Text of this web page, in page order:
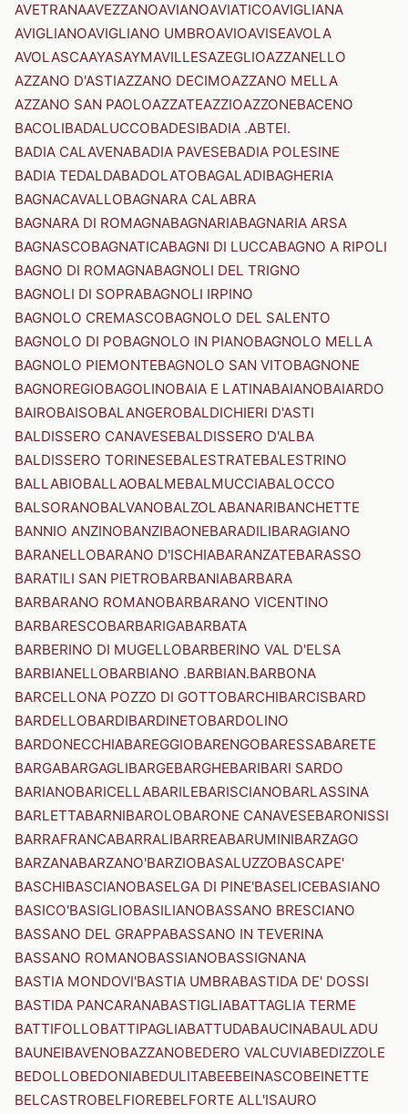
AVETRANAAVEZZANOAVIANOAVIATICOAVIGLIANA
AVIGLIANOAVIGLIANO UMBROAVIOAVISEAVOLA
AVOLASCAAYASAYMAVILLESAZEGLIOAZZANELLO
AZZANO D'ASTIAZZANO DECIMOAZZANO MELLA
AZZANO SAN PAOLOAZZATEAZZIOAZZONEBACENO
BACOLIBADALUCCOBADESIBADIA .ABTEI.
BADIA CALAVENABADIA PAVESEBADIA POLESINE
BADIA TEDALDABADOLATOBAGALADIBAGHERIA
BAGNACAVALLOBAGNARA CALABRA
BAGNARA DI ROMAGNABAGNARIABAGNARIA ARSA
BAGNASCOBAGNATICABAGNI DI LUCCABAGNO A RIPOLI
BAGNO DI ROMAGNABAGNOLI DEL TRIGNO
BAGNOLI DI SOPRABAGNOLI IRPINO
BAGNOLO CREMASCOBAGNOLO DEL SALENTO
BAGNOLO DI POBAGNOLO IN PIANOBAGNOLO MELLA
BAGNOLO PIEMONTEBAGNOLO SAN VITOBAGNONE
BAGNOREGIOBAGOLINOBAIA E LATINABAIANOBAIARDO
BAIROBAISOBALANGEROBALDICHIERI D'ASTI
BALDISSERO CANAVESEBALDISSERO D'ALBA
BALDISSERO TORINESEBALESTRATEBALESTRINO
BALLABIOBALLAOBALMEBALMUCCIABALOCCO
BALSORANOBALVANOBALZOLABANARIBANCHETTE
BANNIO ANZINOBANZIBAONEBARADILIBARAGIANO
BARANELLOBARANO D'ISCHIABARANZATEBARASSO
BARATILI SAN PIETROBARBANIABARBARA
BARBARANO ROMANOBARBARANO VICENTINO
BARBARESCOBARBARIGABARBATA
BARBERINO DI MUGELLOBARBERINO VAL D'ELSA
BARBIANELLOBARBIANO .BARBIAN.BARBONA
BARCELLONA POZZO DI GOTTOBARCHIBARCISBARD
BARDELLOBARDIBARDINETOBARDOLINO
BARDONECCHIABAREGGIOBARENGOBARESSABARETE
BARGABARGAGLIBARGEBARGHEBARIBARI SARDO
BARIANOBARICELLABARILEBARISCIANOBARLASSINA
BARLETTABARNIBAROLOBARONE CANAVESEBARONISSI
BARRAFRANCABARRALIBARREABARUMINIBARZAGO
BARZANABARZANO'BARZIOBASALUZZOBASCAPE'
BASCHIBASCIANOBASELGA DI PINE'BASELICEBASIANO
BASICO'BASIGLIOBASILIANOBASSANO BRESCIANO
BASSANO DEL GRAPPABASSANO IN TEVERINA
BASSANO ROMANOBASSIANOBASSIGNANA
BASTIA MONDOVI'BASTIA UMBRABASTIDA DE' DOSSI
BASTIDA PANCARANABASTIGLIABATTAGLIA TERME
BATTIFOLLOBATTIPAGLIABATTUDABAUCINABAULADU
BAUNEIBAVENOBAZZANOBEDERO VALCUVIABEDIZZOLE
BEDOLLOBEDONIABEDULITABEEBEINASCOBEINETTE
BELCASTROBELFIOREBELFORTE ALL'ISAURO